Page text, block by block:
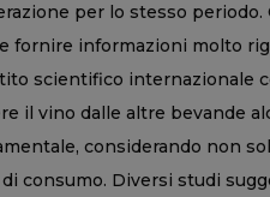
per lo stesso
fornire informazioni molto
scientifico internazionale
il vino dalle altre bevande
considerando non
consumo. Diversi studi